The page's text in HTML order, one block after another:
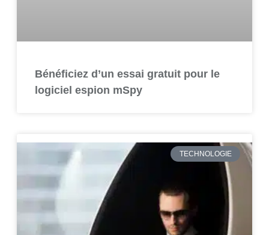
Bénéficiez d’un essai gratuit pour le
logiciel espion mSpy
TECHNOLOGIE